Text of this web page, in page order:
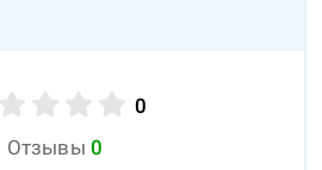
0
Отзывы 0